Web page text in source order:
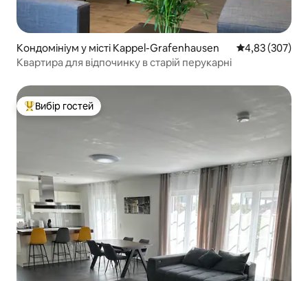
Кондомініум у місті Kappel-Grafenhausen Середня
4,83 (307)
Квартира для відпочинку в старій перукарні
Топ вибір гостей
Вибір гостей